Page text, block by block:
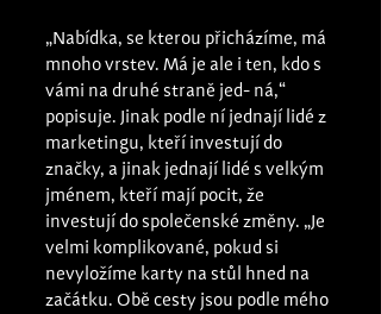
„Nabídka, se kterou přicházíme, má
mnoho vrstev. Má je ale i ten, kdo s
vámi na druhé straně jed- ná,“
popisuje. Jinak podle ní jednají lidé z
marketingu, kteří investují do
značky, a jinak jednají lidé s velkým
jménem, kteří mají pocit, že
investují do společenské změny. „Je
velmi komplikované, pokud si
nevyložíme karty na stůl hned na
začátku. Obě cesty jsou podle mého